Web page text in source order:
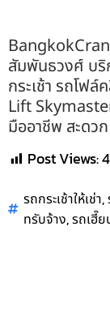
สัมพันธวงศ์ บริก
กระเช้า รถโฟ
Lift
มืออาชีพ สะดว
Post Views:
รถกระเช้าให้เช่า,
ทรับจ้าง,รถเฮี๊ย